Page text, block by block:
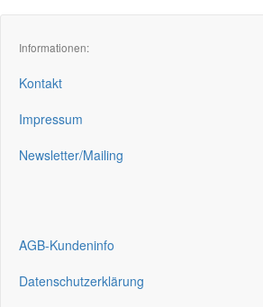
Informationen:
Kontakt
Impressum
Newsletter/Mailing
AGB-Kundeninfo
Datenschutzerklärung